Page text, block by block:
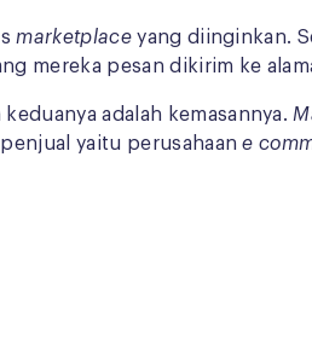
marketplaceyang diinginkan.
mereka pesan dikirim ke
adalah kemasannya.
yaitu perusahaane